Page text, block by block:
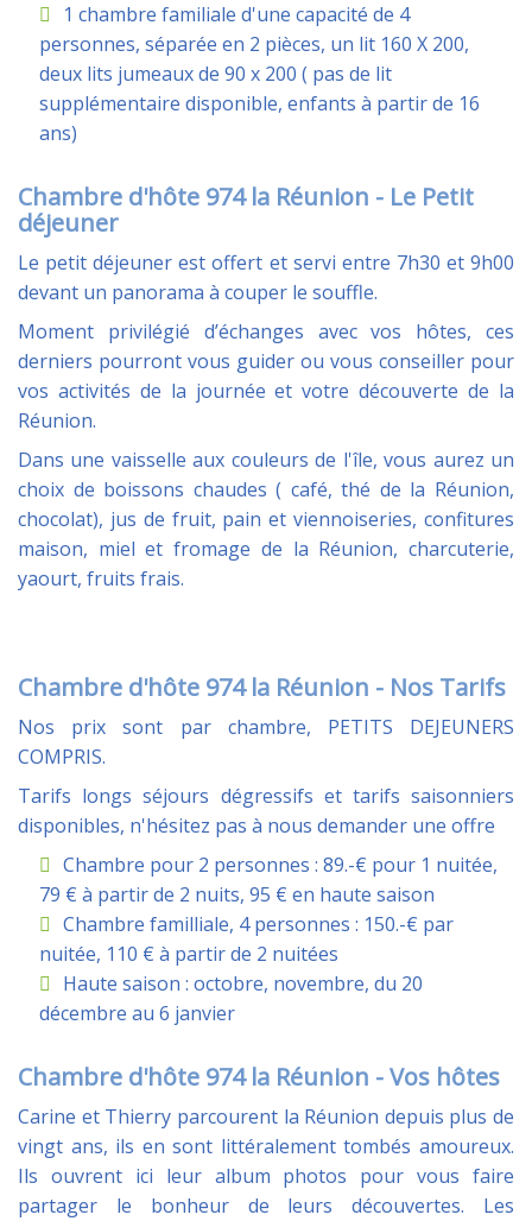
1 chambre familiale d'une capacité de 4
personnes, séparée en 2 pièces, un lit 160 X 200,
deux lits jumeaux de 90 x 200 ( pas de lit
supplémentaire disponible, enfants à partir de 16
ans)
Chambre d'hôte 974 la Réunion - Le Petit
déjeuner
Le petit déjeuner est offert et servi entre 7h30 et 9h00
devant un panorama à couper le souffle.
Moment privilégié d’échanges avec vos hôtes, ces
derniers pourront vous guider ou vous conseiller pour
vos activités de la journée et votre découverte de la
Réunion.
Dans une vaisselle aux couleurs de l'île, vous aurez un
choix de boissons chaudes ( café, thé de la Réunion,
chocolat), jus de fruit, pain et viennoiseries, confitures
maison, miel et fromage de la Réunion, charcuterie,
yaourt, fruits frais.
Chambre d'hôte 974 la Réunion - Nos Tarifs
Nos prix sont par chambre, PETITS DEJEUNERS
COMPRIS.
Tarifs longs séjours dégressifs et tarifs saisonniers
disponibles, n'hésitez pas à nous demander une offre
Chambre pour 2 personnes : 89.-€ pour 1 nuitée,
79 € à partir de 2 nuits, 95 € en haute saison
Chambre familliale, 4 personnes : 150.-€ par
nuitée, 110 € à partir de 2 nuitées
Haute saison : octobre, novembre, du 20
décembre au 6 janvier
Chambre d'hôte 974 la Réunion - Vos hôtes
Carine et Thierry parcourent la Réunion depuis plus de
vingt ans, ils en sont littéralement tombés amoureux.
Ils ouvrent ici leur album photos pour vous faire
partager le bonheur de leurs découvertes. Les